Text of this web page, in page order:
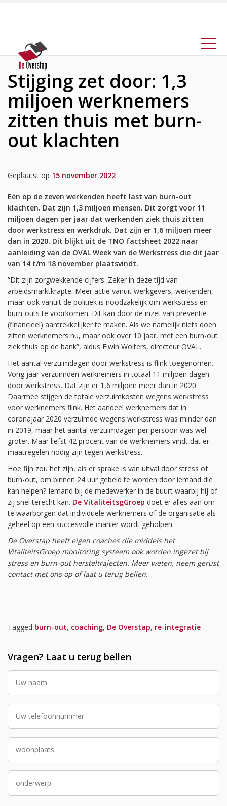
Stijging zet door: 1,3
miljoen werknemers
zitten thuis met burn-
out klachten
Geplaatst op 15 november 2022
Eén op de zeven werkenden heeft last van burn-out
klachten. Dat zijn 1,3 miljoen mensen. Dit zorgt voor 11
miljoen dagen per jaar dat werkenden ziek thuis zitten
door werkstress en werkdruk. Dat zijn er 1,6 miljoen meer
dan in 2020. Dit blijkt uit de TNO factsheet 2022 naar
aanleiding van de OVAL Week van de Werkstress die dit jaar
van 14 t/m 18 november plaatsvindt.
“Dit zijn zorgwekkende cijfers. Zeker in deze tijd van
arbeidsmarktkrapte. Meer actie vanuit werkgevers, werkenden,
maar ook vanuit de politiek is noodzakelijk om werkstress en
burn-outs te voorkomen. Dit kan door de inzet van preventie
(financieel) aantrekkelijker te maken. Als we namelijk niets doen
zitten werknemers nu, maar ook over 10 jaar, met een burn-out
ziek thuis op de bank”, aldus Elwin Wolters, directeur OVAL.
Het aantal verzuimdagen door werkstress is flink toegenomen.
Vorig jaar verzuimden werknemers in totaal 11 miljoen dagen
door werkstress. Dat zijn er 1,6 miljoen meer dan in 2020.
Daarmee stijgen de totale verzuimkosten wegens werkstress
voor werknemers flink. Het aandeel werknemers dat in
coronajaar 2020 verzuimde wegens werkstress was minder dan
in 2019, maar het aantal verzuimdagen per persoon was wel
groter. Maar liefst 42 procent van de werknemers vindt dat er
maatregelen nodig zijn tegen werkstress.
Hoe fijn zou het zijn, als er sprake is van uitval door stress of
burn-out, om binnen 24 uur gebeld te worden door iemand die
kan helpen? Iemand bij de medewerker in de buurt waarbij hij of
zij snel terecht kan. De VitaliteitsgGroep doet er alles aan om
te waarborgen dat individuele werknemers of de organisatie als
geheel op een succesvolle manier wordt geholpen.
De Overstap heeft eigen coaches die middels het
VitaliteitsGroep monitoring systeem ook worden ingezet bij
stress en burn-out hersteltrajecten. Meer weten, neem gerust
contact met ons op of laat u terug bellen.
Tagged burn-out, coaching, De Overstap, re-integratie
Vragen? Laat u terug bellen